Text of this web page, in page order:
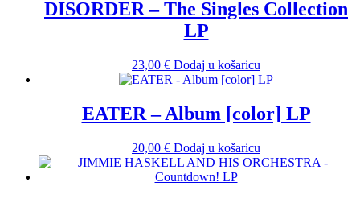
DISORDER – The Singles Collection
LP
23,00 € Dodaj u košaricu
EATER – Album [color] LP
20,00 € Dodaj u košaricu